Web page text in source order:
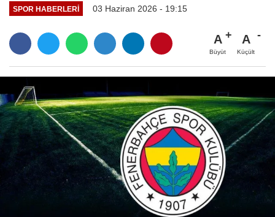
SPOR HABERLERI 03 Haziran 2026 - 19:15
A
Büyüt
A
Küçült